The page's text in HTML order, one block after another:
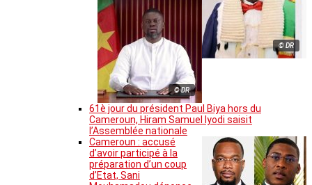
© DR
© DR
61è jour du président Paul Biya hors du
Cameroun, Hiram Samuel Iyodi saisit
l’Assemblée nationale
Cameroun : accusé
d’avoir participé à la
préparation d’un coup
d’Etat, Sani